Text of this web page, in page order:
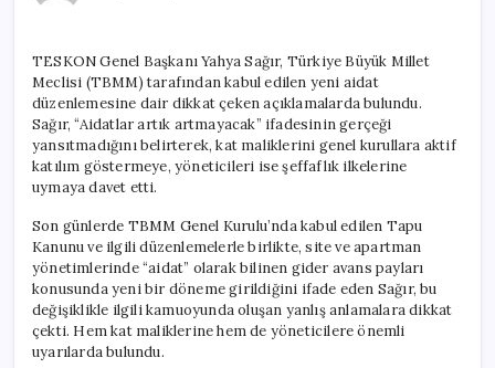
Açıklamada
Bulundu
için
TESKON Genel Başkanı Yahya Sağır, Türkiye Büyük Millet
Meclisi (TBMM) tarafından kabul edilen yeni aidat
düzenlemesine dair dikkat çeken açıklamalarda bulundu.
Sağır, “Aidatlar artık artmayacak” ifadesinin gerçeği
yansıtmadığını belirterek, kat maliklerini genel kurullara aktif
katılım göstermeye, yöneticileri ise şeffaflık ilkelerine
uymaya davet etti.
Son günlerde TBMM Genel Kurulu’nda kabul edilen Tapu
Kanunu ve ilgili düzenlemelerle birlikte, site ve apartman
yönetimlerinde “aidat” olarak bilinen gider avans payları
konusunda yeni bir döneme girildiğini ifade eden Sağır, bu
değişiklikle ilgili kamuoyunda oluşan yanlış anlamalara dikkat
çekti. Hem kat maliklerine hem de yöneticilere önemli
uyarılarda bulundu.